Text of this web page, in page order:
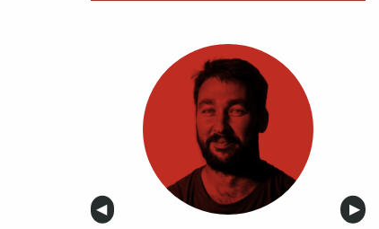
Anterior
◀︎ ▶︎